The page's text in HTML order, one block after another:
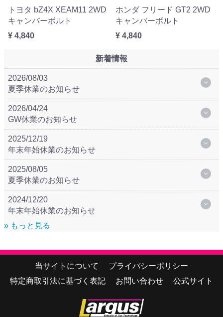
トヨタ bZ4X XEAM11 2WD
キャンバーボルト
¥ 4,840
ホンダ フリード GT2 2WD
キャンバーボルト
¥ 4,840
新着情報
2026/08/03
夏季休業のお知らせ
2026/04/24
GW休業のお知らせ
2025/12/19
年末年始休業のお知らせ
2025/08/05
夏季休業のお知らせ
2024/12/20
年末年始休業のお知らせ
» もっと見る
当サイトについて
プライバシーポリシー
特定商取引法に基づく表記
お問い合わせ 公式サイト